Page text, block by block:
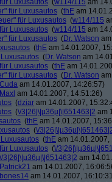
Luxusautos (w114/115 am
für Luxusautos (thE am
für Luxusautos (w114/115
Luxusautos (w114/115 am
für Luxusautos (Dr. Watson
(thE am 14.01.2007,
(Dr. Watson am
Luxusautos (thE am
für Luxusautos (Dr. Watson
Cuda am 14.01.2007, 14:26:57)
Maxl am 14.01.2007, 14:51:26)
(dziar am 14.01.2007,
(\/3|26|\|µ36µ|\|651463|2 am
(thE am 14.01.2007,
(\/
(thE am 14.01.2007,
Luxusautos (\/
\/3|26|\|µ36µ|\|651463|2 am
Patrick21 am 14.01.2007,
bones14 am 14.01.2007,